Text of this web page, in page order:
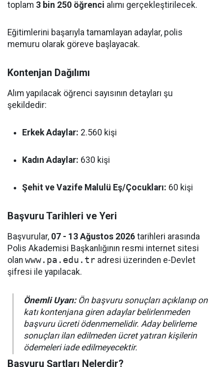
toplam 3 bin 250 öğrenci alımı gerçekleştirilecek.
Eğitimlerini başarıyla tamamlayan adaylar, polis
memuru olarak göreve başlayacak.
Kontenjan Dağılımı
Alım yapılacak öğrenci sayısının detayları şu
şekildedir:
Erkek Adaylar: 2.560 kişi
Kadın Adaylar: 630 kişi
Şehit ve Vazife Malulü Eş/Çocukları: 60 kişi
Başvuru Tarihleri ve Yeri
Başvurular, 07 - 13 Ağustos 2026 tarihleri arasında
Polis Akademisi Başkanlığının resmi internet sitesi
olan www.pa.edu.tr adresi üzerinden e-Devlet
şifresi ile yapılacak.
Önemli Uyarı:Ön başvuru sonuçları açıklanıp on
katı kontenjana giren adaylar belirlenmeden
başvuru ücreti ödenmemelidir. Aday belirleme
sonuçları ilan edilmeden ücret yatıran kişilerin
ödemeleri iade edilmeyecektir.
Başvuru Şartları Nelerdir?